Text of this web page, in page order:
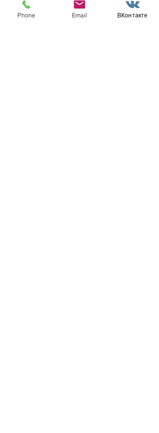
историко-бытовым бальным
танцам
Phone Email ВКонтакте